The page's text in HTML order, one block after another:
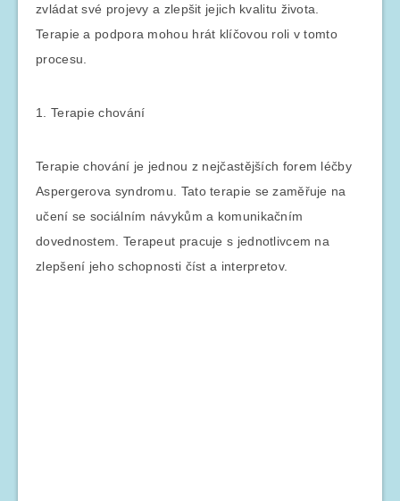
zvládat své projevy a zlepšit jejich kvalitu života.
Terapie a podpora mohou hrát klíčovou roli v tomto
procesu.
1. Terapie chování
Terapie chování je jednou z nejčastějších forem léčby
Aspergerova syndromu. Tato terapie se zaměřuje na
učení se sociálním návykům a komunikačním
dovednostem. Terapeut pracuje s jednotlivcem na
zlepšení jeho schopnosti číst a interpretov.